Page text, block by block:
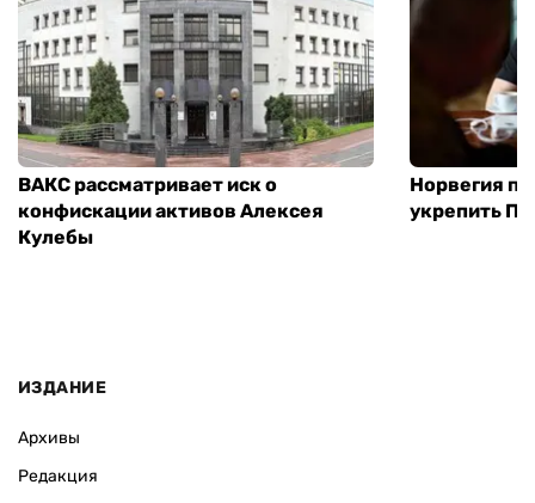
ВАКС рассматривает иск о
конфискации активов Алексея
Кулебы
Норвегия
укрепить
ИЗДАНИЕ
Архивы
Редакция